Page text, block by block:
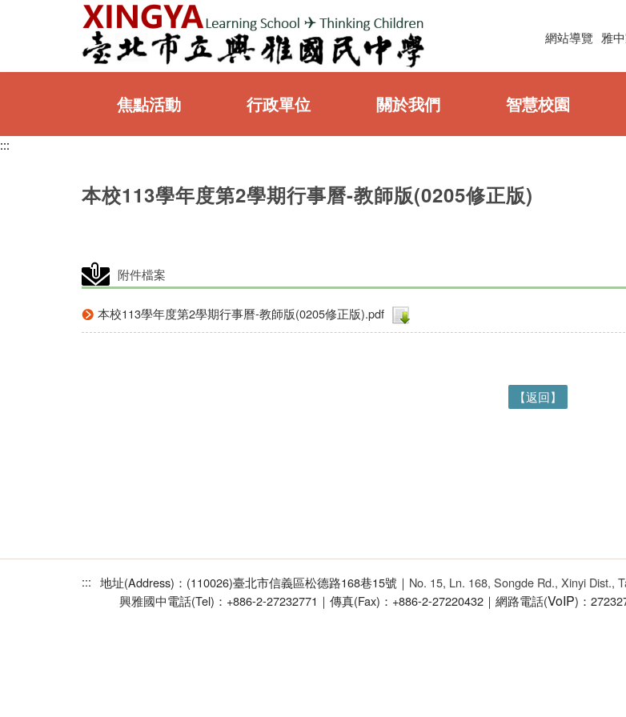
網站導覽 雅
焦點活動 行政單位 關於我們 智慧校園
:::
:::
本校113學年度第2學期行事曆-教師版(0205修正版)
附件檔案
本校113學年度第2學期行事曆-教師版(0205修正版).pdf
【返回】
::: 地址(Address)：(110026)臺北市信義區松德路168巷15號｜ No. 15, Ln. 168, Songde Rd., Xinyi Dist.,
興雅國中電話(Tel)：+886-2-27232771｜傳真(Fax)：+886-2-27220432｜網路電話(VoIP)：